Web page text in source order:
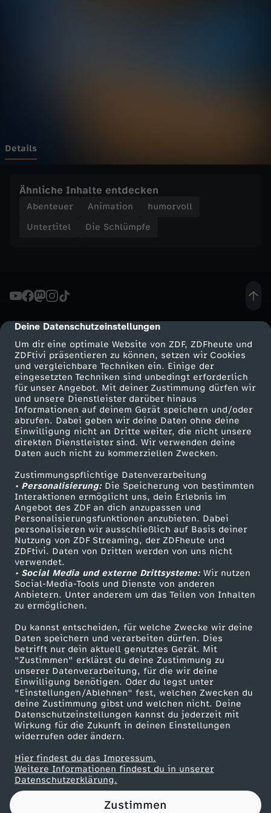
cmp-dialog-description
Deine Datenschutzeinstellungen
Um dir eine optimale Website von ZDF, ZDFheute und
ZDFtivi präsentieren zu können, setzen wir Cookies
und vergleichbare Techniken ein. Einige der
eingesetzten Techniken sind unbedingt erforderlich
für unser Angebot. Mit deiner Zustimmung dürfen wir
und unsere Dienstleister darüber hinaus
Informationen auf deinem Gerät speichern und/oder
abrufen. Dabei geben wir deine Daten ohne deine
Einwilligung nicht an Dritte weiter, die nicht unsere
direkten Dienstleister sind. Wir verwenden deine
Daten auch nicht zu kommerziellen Zwecken.
Zustimmungspflichtige Datenverarbeitung
• Personalisierung:Die Speicherung von bestimmten
Interaktionen ermöglicht uns, dein Erlebnis im
Angebot des ZDF an dich anzupassen und
Personalisierungsfunktionen anzubieten. Dabei
personalisieren wir ausschließlich auf Basis deiner
Nutzung von ZDF Streaming, der ZDFheute und
ZDFtivi. Daten von Dritten werden von uns nicht
verwendet.
• Social Media und externe Drittsysteme:Wir nutzen
Social-Media-Tools und Dienste von anderen
Anbietern. Unter anderem um das Teilen von Inhalten
zu ermöglichen.
Du kannst entscheiden, für welche Zwecke wir deine
Daten speichern und verarbeiten dürfen. Dies
betrifft nur dein aktuell genutztes Gerät. Mit
"Zustimmen" erklärst du deine Zustimmung zu
unserer Datenverarbeitung, für die wir deine
Einwilligung benötigen. Oder du legst unter
"Einstellungen/Ablehnen" fest, welchen Zwecken du
deine Zustimmung gibst und welchen nicht. Deine
Datenschutzeinstellungen kannst du jederzeit mit
Wirkung für die Zukunft in deinen Einstellungen
widerrufen oder ändern.
Hier findest du das Impressum.
Weitere Informationen findest du in unserer
Datenschutzerklärung.
Zustimmen
-
S
a
c
h
l
u
m
p
f
f
ü
r
d
i
e
K
a
m
e
r
Details
Ähnliche Inhalte entdecken
Abenteuer Animation
humorvoll
Untertitel
Die Schlümpfe
Mehr ZDF
ZDF-Apps
Smart TV
ZDFtext
Livestreams
Sendungen A-Z
TV-Programm
Service
ZDFmitreden
Kontakt zum ZDF
Tickets
Zuschauerservice
Hilfe
ZDF Unternehmen
Karriere
ZDF goes Schule
Werbefernsehen
Mainzelmännchen
Partner